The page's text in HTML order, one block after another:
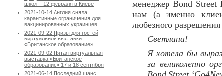
школ – 12 февраля в Киеве
2021-10-14 Англия сняла
карантинные ограничения для
вакцинированных украинцев
2021-09-22 Призы для гостей
виртуальной выставки
«Британское образование»
2021-09-02 Пятая виртуальная
выставка «Британское
образование» 17 и 18 сентября
2021-06-14 Последний шанс
менеджер Bond Street
нам (а именно
любезного
Светлана!
Я хотела бы
за великолепно
Bond Street